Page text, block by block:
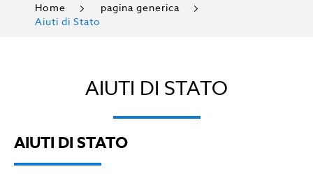
Home
pagina generica
Aiuti di Stato
AIUTI DI STATO
AIUTI DI STATO